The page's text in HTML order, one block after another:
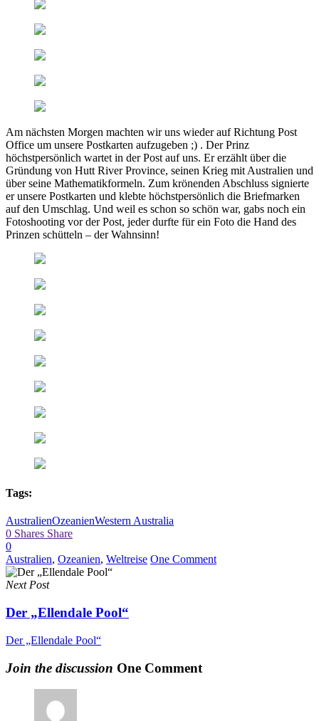
Am nächsten Morgen machten wir uns wieder auf Richtung Post
Office um unsere Postkarten aufzugeben ;) . Der Prinz
höchstpersönlich wartet in der Post auf uns. Er erzählt über die
Gründung von Hutt River Province, seinen Krieg mit Australien und
über seine Mathematikformeln. Zum krönenden Abschluss signierte
er unsere Postkarten und klebte höchstpersönlich die Briefmarken
auf den Umschlag. Und weil es schon so schön war, gabs noch ein
Fotoshooting vor der Post, jeder durfte für ein Foto die Hand des
Prinzen schütteln – der Wahnsinn!
Tags:
AustralienOzeanienWestern Australia
0 Shares Share
0
Australien, Ozeanien, Weltreise One Comment
Next Post
Der „Ellendale Pool“
Der „Ellendale Pool“
Join the discussion One Comment